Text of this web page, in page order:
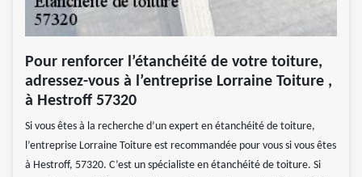
Pour renforcer l’étanchéité de votre toiture,
adressez-vous à l’entreprise Lorraine Toiture ,
à Hestroff 57320
Si vous êtes à la recherche d’un expert en étanchéité de toiture,
l’entreprise Lorraine Toiture est recommandée pour vous si vous êtes
à Hestroff, 57320. C’est un spécialiste en étanchéité de toiture. Si